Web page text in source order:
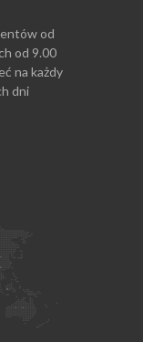
od
od 9.00
na każdy
dni